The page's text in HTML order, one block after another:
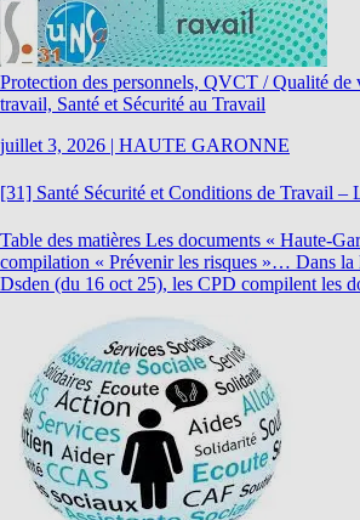
Protection des personnels, QVCT / Qualité de
travail, Santé et Sécurité au Travail
juillet 3, 2026 | HAUTE GARONNE
[31] Santé Sécurité et Conditions de Travail –
Table des matières Les documents « Haute-
compilation « Prévenir les risques »… Dans la
Dsden (du 16 oct 25), les CPD compilent les